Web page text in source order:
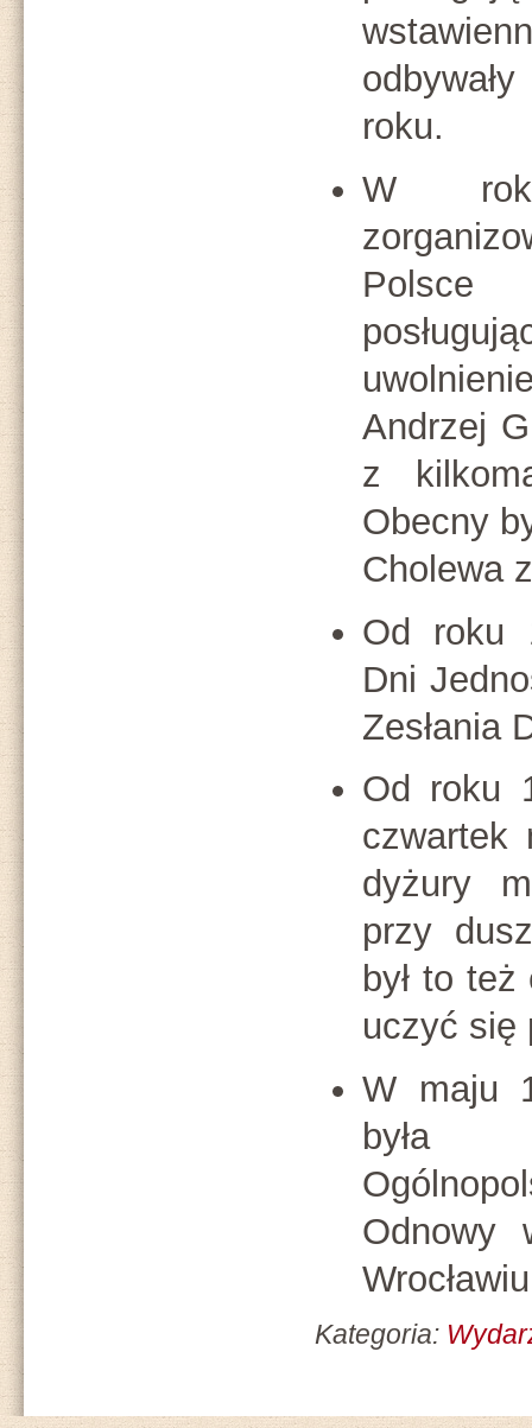
roku.
W
Andrzej
z
Obecny
Cholewa
Od roku
Dni
Zesłania
Od roku
czwartek
dyżury
przy
był to
uczyć się
W maju
była
Odnowy
Kategoria: